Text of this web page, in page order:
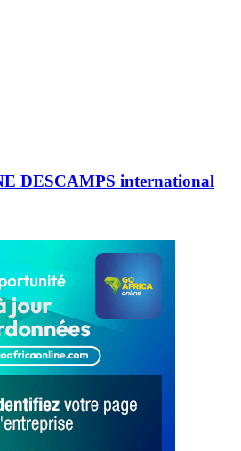
DESCAMPS international